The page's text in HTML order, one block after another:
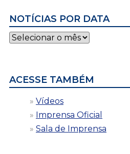
NOTÍCIAS POR DATA
Notícias
por
ACESSE TAMBÉM
Vídeos
Imprensa Oficial
Sala de Imprensa